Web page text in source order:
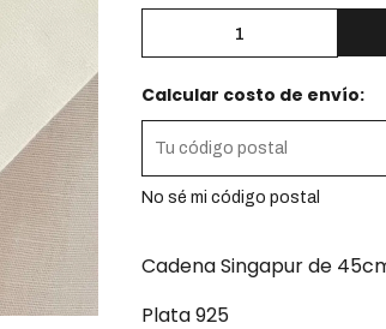
Calcular costo de envío:
No sé mi código postal
Cadena Singapur de
Plata 925